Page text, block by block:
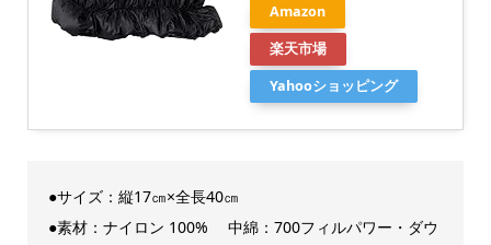
Amazon
楽天市場
Yahooショッピング
●サイズ：縦17㎝×全長40㎝
●素材：ナイロン 100% 中綿：700フィルパワー・ダウ